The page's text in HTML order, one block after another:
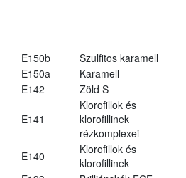
E150b
Szulfitos karamell
E150a
Karamell
E142
Zöld S
E141
Klorofillok és
klorofillinek
rézkomplexei
E140
Klorofillok és
klorofillinek